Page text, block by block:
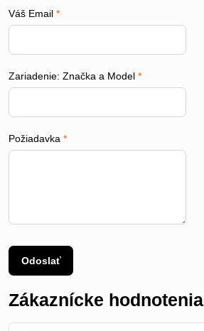
Váš Email *
Zariadenie: Značka a Model *
Požiadavka *
Odoslať
Zákaznícke hodnotenia